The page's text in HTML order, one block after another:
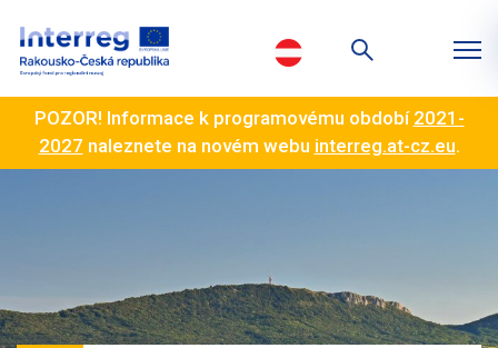
POZOR! Informace k programovému období 2021-
2027 naleznete na novém webu interreg.at-cz.eu.